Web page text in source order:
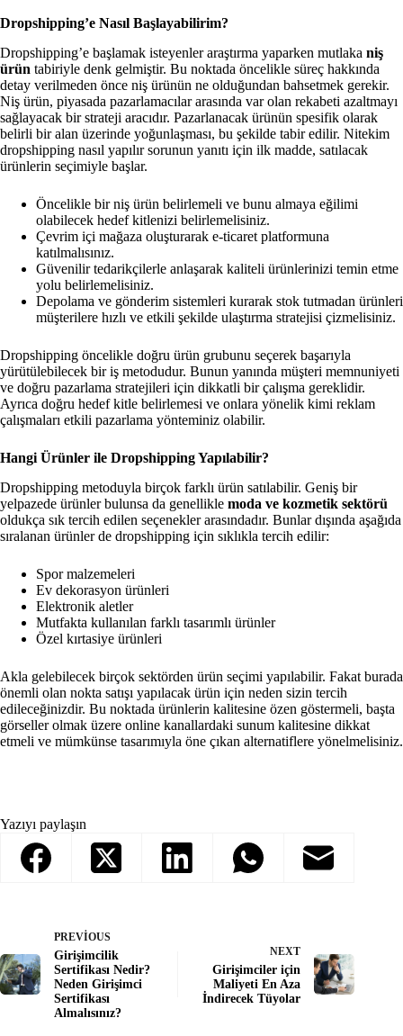
Dropshipping’e Nasıl Başlayabilirim?
Dropshipping’e başlamak isteyenler araştırma yaparken mutlaka niş
ürün tabiriyle denk gelmiştir. Bu noktada öncelikle süreç hakkında
detay verilmeden önce niş ürünün ne olduğundan bahsetmek gerekir.
Niş ürün, piyasada pazarlamacılar arasında var olan rekabeti azaltmayı
sağlayacak bir strateji aracıdır. Pazarlanacak ürünün spesifik olarak
belirli bir alan üzerinde yoğunlaşması, bu şekilde tabir edilir. Nitekim
dropshipping nasıl yapılır sorunun yanıtı için ilk madde, satılacak
ürünlerin seçimiyle başlar.
Öncelikle bir niş ürün belirlemeli ve bunu almaya eğilimi
olabilecek hedef kitlenizi belirlemelisiniz.
Çevrim içi mağaza oluşturarak e-ticaret platformuna
katılmalısınız.
Güvenilir tedarikçilerle anlaşarak kaliteli ürünlerinizi temin etme
yolu belirlemelisiniz.
Depolama ve gönderim sistemleri kurarak stok tutmadan ürünleri
müşterilere hızlı ve etkili şekilde ulaştırma stratejisi çizmelisiniz.
Dropshipping öncelikle doğru ürün grubunu seçerek başarıyla
yürütülebilecek bir iş metodudur. Bunun yanında müşteri memnuniyeti
ve doğru pazarlama stratejileri için dikkatli bir çalışma gereklidir.
Ayrıca doğru hedef kitle belirlemesi ve onlara yönelik kimi reklam
çalışmaları etkili pazarlama yönteminiz olabilir.
Hangi Ürünler ile Dropshipping Yapılabilir?
Dropshipping metoduyla birçok farklı ürün satılabilir. Geniş bir
yelpazede ürünler bulunsa da genellikle moda ve kozmetik sektörü
oldukça sık tercih edilen seçenekler arasındadır. Bunlar dışında aşağıda
sıralanan ürünler de dropshipping için sıklıkla tercih edilir:
Spor malzemeleri
Ev dekorasyon ürünleri
Elektronik aletler
Mutfakta kullanılan farklı tasarımlı ürünler
Özel kırtasiye ürünleri
Akla gelebilecek birçok sektörden ürün seçimi yapılabilir. Fakat burada
önemli olan nokta satışı yapılacak ürün için neden sizin tercih
edileceğinizdir. Bu noktada ürünlerin kalitesine özen göstermeli, başta
görseller olmak üzere online kanallardaki sunum kalitesine dikkat
etmeli ve mümkünse tasarımıyla öne çıkan alternatiflere yönelmelisiniz.
Yazıyı paylaşın
PREVIOUS
Girişimcilik
Sertifikası Nedir?
Neden Girişimci
Sertifikası
Almalısınız?
NEXT
Girişimciler için
Maliyeti En Aza
İndirecek Tüyolar